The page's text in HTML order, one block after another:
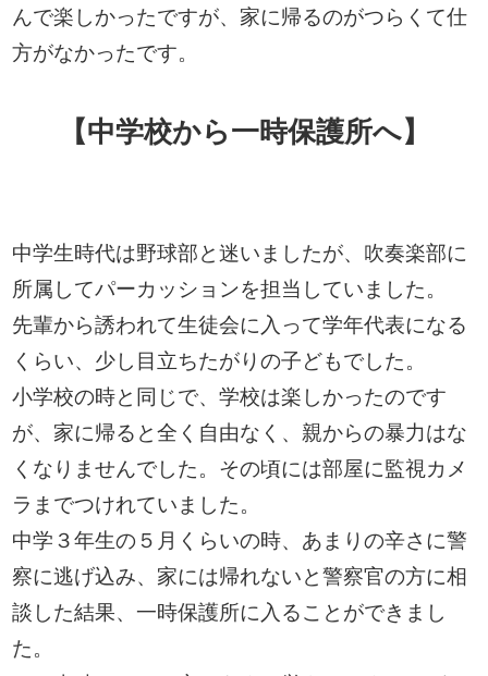
んで楽しかったですが、家に帰るのがつらくて仕
方がなかったです。
【中学校から一時保護所へ】
中学生時代は野球部と迷いましたが、吹奏楽部に
所属してパーカッションを担当していました。
先輩から誘われて生徒会に入って学年代表になる
くらい、少し目立ちたがりの子どもでした。
小学校の時と同じで、学校は楽しかったのです
が、家に帰ると全く自由なく、親からの暴力はな
くなりませんでした。その頃には部屋に監視カメ
ラまでつけれていました。
中学３年生の５月くらいの時、あまりの辛さに警
察に逃げ込み、家には帰れないと警察官の方に相
談した結果、一時保護所に入ることができまし
た。